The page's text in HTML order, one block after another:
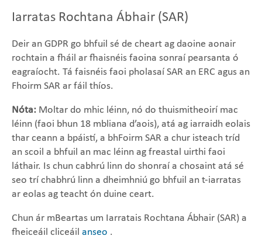
Iarratas Rochtana Ábhair (SAR)
Deir an GDPR go bhfuil sé de cheart ag daoine aonair
rochtain a fháil ar fhaisnéis faoina sonraí pearsanta ó
eagraíocht. Tá faisnéis faoi pholasaí SAR an ERC agus an
Fhoirm SAR ar fáil thíos.
Nóta: Moltar do mhic léinn, nó do thuismitheoirí mac
léinn (faoi bhun 18 mbliana d’aois), atá ag iarraidh eolais
thar ceann a bpáistí, a bhFoirm SAR a chur isteach tríd
an scoil a bhfuil an mac léinn ag freastal uirthi faoi
láthair. Is chun cabhrú linn do shonraí a chosaint atá sé
seo trí chabhrú linn a dheimhniú go bhfuil an t-iarratas
ar eolas ag teacht ón duine ceart.
Chun ár mBeartas um Iarratais Rochtana Ábhair (SAR) a
fheiceáil cliceáil anseo .